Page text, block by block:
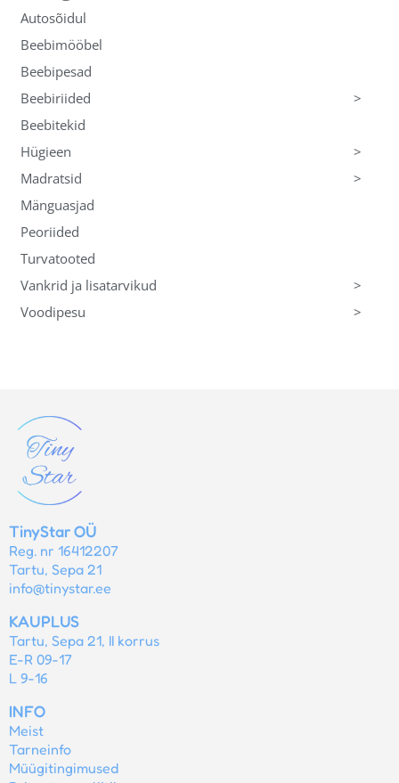
Autosõidul
Beebimööbel
Beebipesad
>
Beebiriided
Beebitekid
>
Hügieen
>
Madratsid
Mänguasjad
Peoriided
Turvatooted
>
Vankrid ja lisatarvikud
>
Voodipesu
TinyStar OÜ
Reg. nr 16412207
Tartu, Sepa 21
info@tinystar.ee
KAUPLUS
Tartu, Sepa 21, II korrus
E-R 09-17
L 9-16
INFO
Meist
Tarneinfo
Müügitingimused